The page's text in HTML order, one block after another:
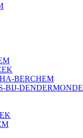
BERCHEM
BIJ-DENDERMONDE